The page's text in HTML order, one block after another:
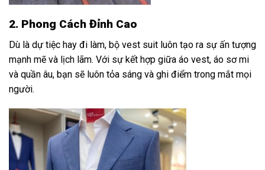
2. Phong Cách Đỉnh Cao
Dù là dự tiệc hay đi làm, bộ vest suit luôn tạo ra sự ấn tượng
mạnh mẽ và lịch lãm. Với sự kết hợp giữa áo vest, áo sơ mi
và quần âu, bạn sẽ luôn tỏa sáng và ghi điểm trong mắt mọi
người.